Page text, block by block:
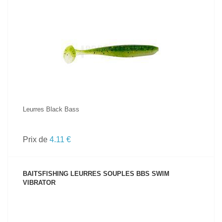
Leurres Black Bass
Prix de 4.11 €
BAITSFISHING LEURRES SOUPLES BBS SWIM
VIBRATOR